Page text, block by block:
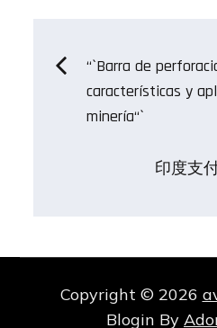
Post
navigation
“`Barra de
características y
minería“`
印度支
Copyright © 2026
Blogin By